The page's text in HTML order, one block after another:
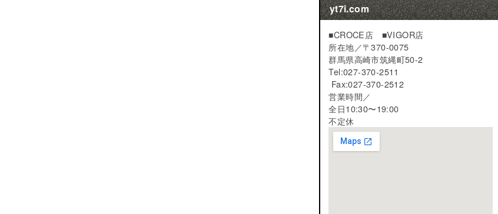
yt7i.com
■CROCE店 ■VIGOR店
所在地／〒370-0075
群馬県高崎市筑縄町50-2
Tel:027-370-2511
Fax:027-370-2512
営業時間／
全日10:30〜19:00
不定休